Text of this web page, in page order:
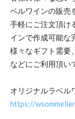
ベルワインの販
手軽にご注文頂け
インで作成可能な
様々なギフト需要
などにご利用頂い
オリジナルラベル
https://